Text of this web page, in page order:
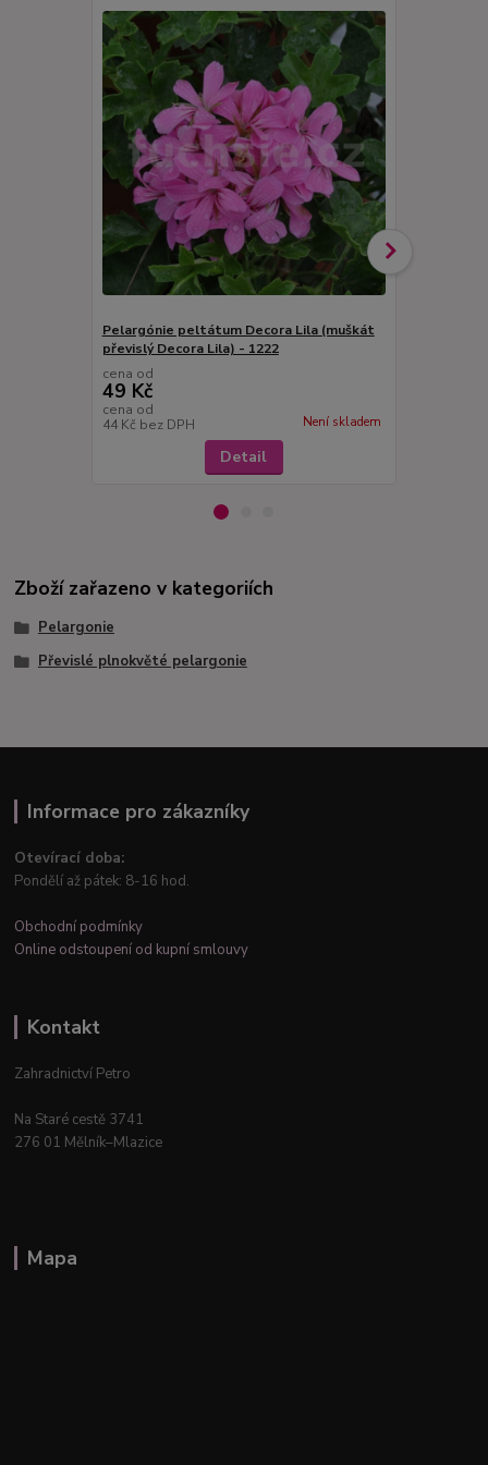
Pelargónie peltátum Decora Lila (muškát
převislý Decora Lila) - 1222
cena od
49 Kč
cena od
44 Kč bez DPH Není skladem
Detail
Zboží zařazeno v kategoriích
Pelargonie
Převislé plnokvěté pelargonie
Informace pro zákazníky
Otevírací doba:
Pondělí až pátek: 8-16 hod.
Obchodní podmínky
Online odstoupení od kupní smlouvy
Kontakt
Zahradnictví Petro
Na Staré cestě 3741
276 01 Mělník–Mlazice
Mapa